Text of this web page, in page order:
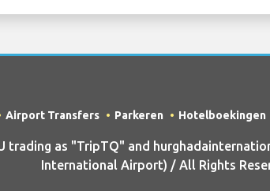
trading as "TripTQ" and